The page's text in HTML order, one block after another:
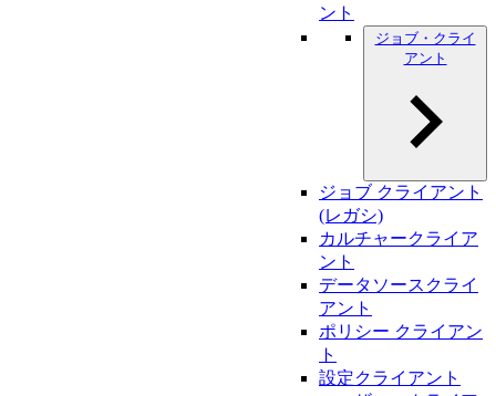
ント
ジョブ・クライ
アント
ジョブ クライアント
(レガシ)
カルチャークライア
ント
データソースクライ
アント
ポリシー クライアン
ト
設定クライアント